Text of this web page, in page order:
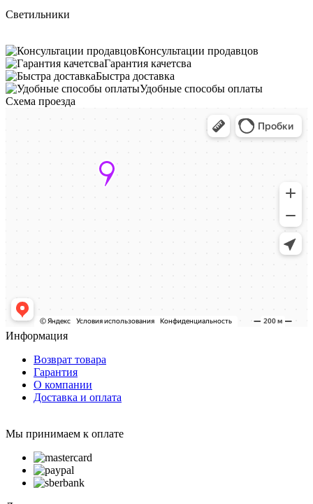
Светильники
Консультации продавцов
Гарантия качетсва
Быстра доставка
Удобные способы оплаты
Схема проезда
Информация
Возврат товара
Гарантия
О компании
Доставка и оплата
Мы принимаем к оплате